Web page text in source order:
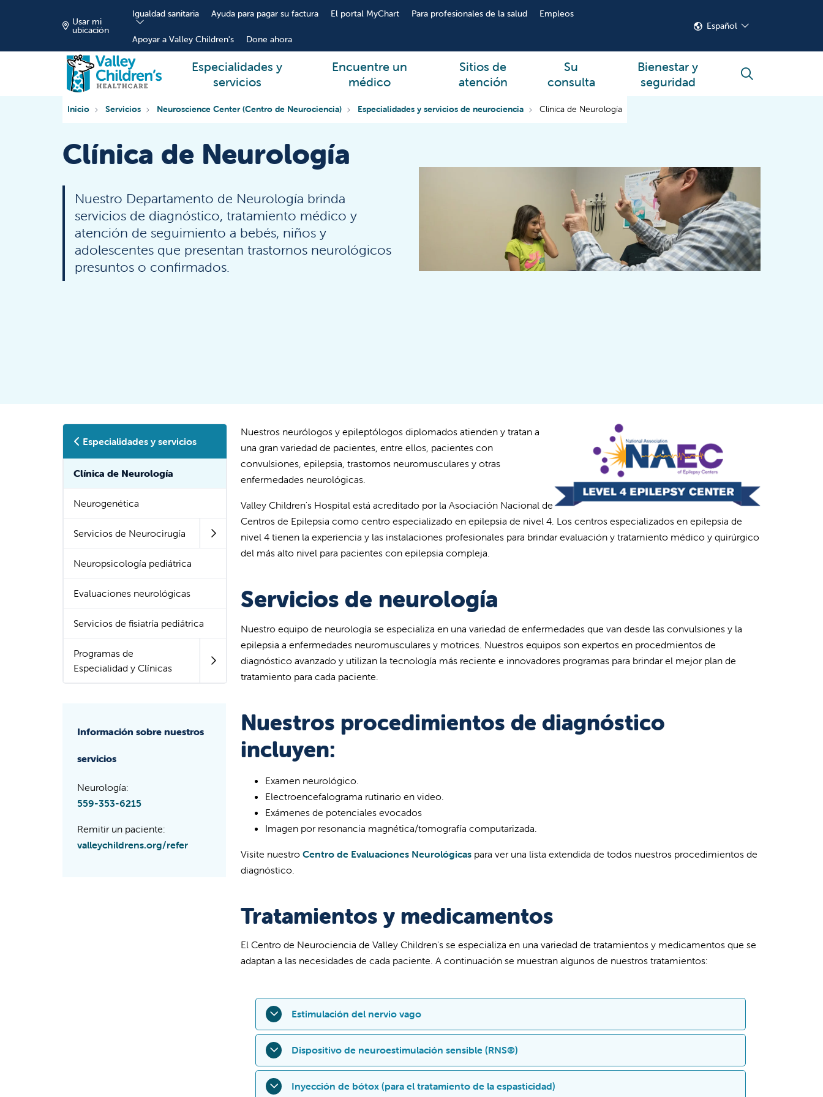
Usar mi
ubicación
Igualdad sanitaria Ayuda para pagar su factura El portal MyChart Para profesionales de la salud Empleos
Apoyar a Valley Children's Done ahora
Español
Especialidades y
servicios
Encuentre un
médico
Sitios de
atención
Su
consulta
Bienestar y
seguridad
buscar
Inicio Servicios Neuroscience Center (Centro de Neurociencia) Especialidades y servicios de neurociencia Clínica de Neurología
Clínica de Neurología
Nuestro Departamento de Neurología brinda
servicios de diagnóstico, tratamiento médico y
atención de seguimiento a bebés, niños y
adolescentes que presentan trastornos neurológicos
presuntos o confirmados.
Especialidades y servicios
Clínica de Neurología
Neurogenética
Servicios de Neurocirugía
Neuropsicología pediátrica
Evaluaciones neurológicas
Servicios de fisiatría pediátrica
Programas de
Especialidad y Clínicas
Información sobre nuestros
servicios
Neurología:
559-353-6215
Remitir un paciente:
valleychildrens.org/refer
Nuestros neurólogos y epileptólogos diplomados atienden y tratan a
una gran variedad de pacientes, entre ellos, pacientes con
convulsiones, epilepsia, trastornos neuromusculares y otras
enfermedades neurológicas.
Valley Children's Hospital está acreditado por la Asociación Nacional de
Centros de Epilepsia como centro especializado en epilepsia de nivel 4. Los centros especializados en epilepsia de
nivel 4 tienen la experiencia y las instalaciones profesionales para brindar evaluación y tratamiento médico y quirúrgico
del más alto nivel para pacientes con epilepsia compleja.
Servicios de neurología
Nuestro equipo de neurología se especializa en una variedad de enfermedades que van desde las convulsiones y la
epilepsia a enfermedades neuromusculares y motrices. Nuestros equipos son expertos en procedmientos de
diagnóstico avanzado y utilizan la tecnología más reciente e innovadores programas para brindar el mejor plan de
tratamiento para cada paciente.
Nuestros procedimientos de diagnóstico
incluyen:
Examen neurológico.
Electroencefalograma rutinario en video.
Exámenes de potenciales evocados
Imagen por resonancia magnética/tomografía computarizada.
Visite nuestro Centro de Evaluaciones Neurológicas para ver una lista extendida de todos nuestros procedimientos de
diagnóstico.
Tratamientos y medicamentos
El Centro de Neurociencia de Valley Children's se especializa en una variedad de tratamientos y medicamentos que se
adaptan a las necesidades de cada paciente. A continuación se muestran algunos de nuestros tratamientos:
Estimulación del nervio vago
La estimulación del nervio vago es un tratamiento médico en el que un dispositivo transmite impulsos
eléctricos al nervio vago.
Dispositivo de neuroestimulación sensible (RNS®)
La neuroestimulación sensible (también conocida como "sistema RNS® de NeuroPace") es un dispositivo
Inyección de bótox (para el tratamiento de la espasticidad)